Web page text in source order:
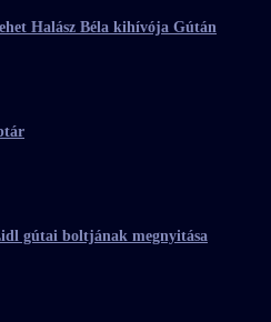
Halász Béla kihívója Gútán
gútai boltjának megnyitása